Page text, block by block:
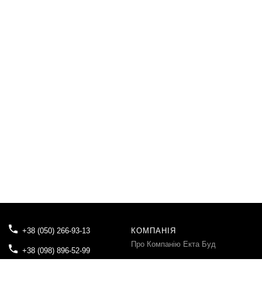
+38 (050) 266-93-13
+38 (098) 896-52-99
КОМПАНІЯ
Про Компанію Екта Буд